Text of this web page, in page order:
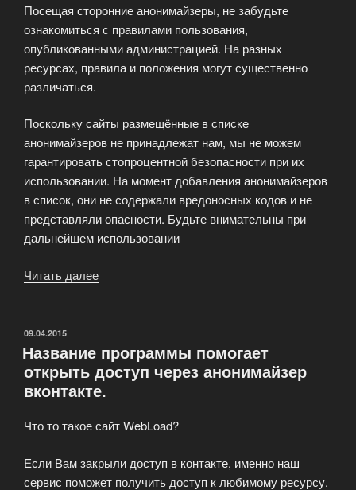
Посещая сторонние анонимайзеры, не забудьте
ознакомиться с правилами пользования,
опубликованными администрацией. На разных
ресурсах, правила и положения могут существенно
различаться.
Поскольку сайты размещённые в списке
анонимайзеров не принадлежат нам, мы не можем
гарантировать стопроцентной безопасности при их
использовании. На момент добавления анонимайзеров
в список, они не содержали вредоносных кодов и не
представляли опасности. Будьте внимательны при
дальнейшем использовании
Читать далее
ОПУБЛИКОВАНО
09.04.2015
Название программы помогает
открыть доступ через анонимайзер
вконтакте.
Что то такое сайт WebLoad?
Если Вам закрыли доступ в контакте, именно наш
сервис поможет получить доступ к любимому ресурсу.